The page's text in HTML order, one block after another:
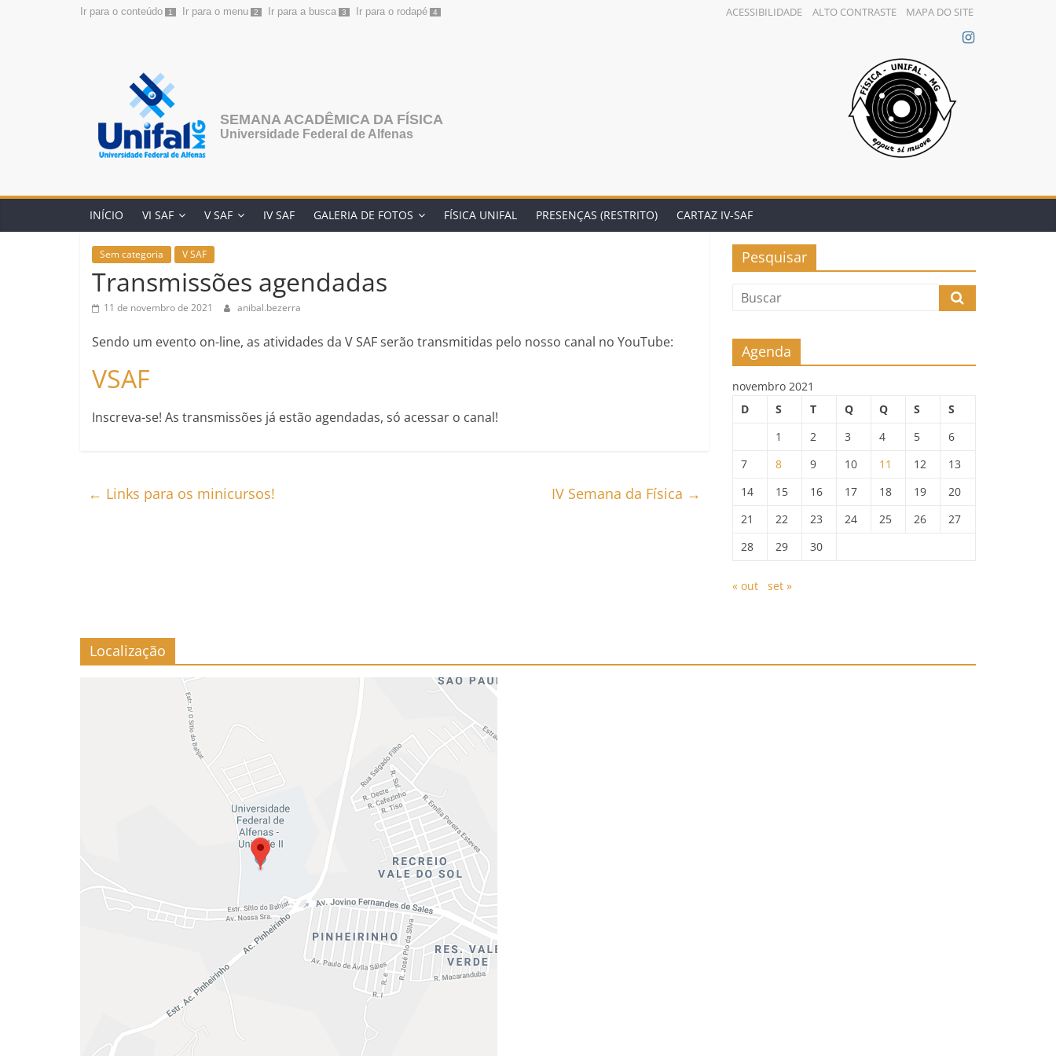
Ir para o conteúdo 1 Ir para o menu 2 Ir para a busca 3 Ir para o rodapé 4 ACESSIBILIDADE ALTO CONTRASTE MAPA DO SITE
SEMANA ACADÊMICA DA FÍSICA
Universidade Federal de Alfenas
INÍCIO VI SAF V SAF IV SAF GALERIA DE FOTOS FÍSICA UNIFAL PRESENÇAS (RESTRITO) CARTAZ IV-SAF
Sem categoria V SAF
Transmissões agendadas
11 de novembro de 2021 anibal.bezerra
Sendo um evento on-line, as atividades da V SAF serão transmitidas pelo nosso canal no YouTube:
VSAF
Inscreva-se! As transmissões já estão agendadas, só acessar o canal!
← Links para os minicursos! IV Semana da Física →
Pesquisar
Agenda
novembro 2021
D
S T Q Q S
S
1
2 3 4 5
6
7
8 9 10 11 12
13
14
15 16 17 18 19
20
21
22 23 24 25 26
27
28
29 30
« out set »
Localização